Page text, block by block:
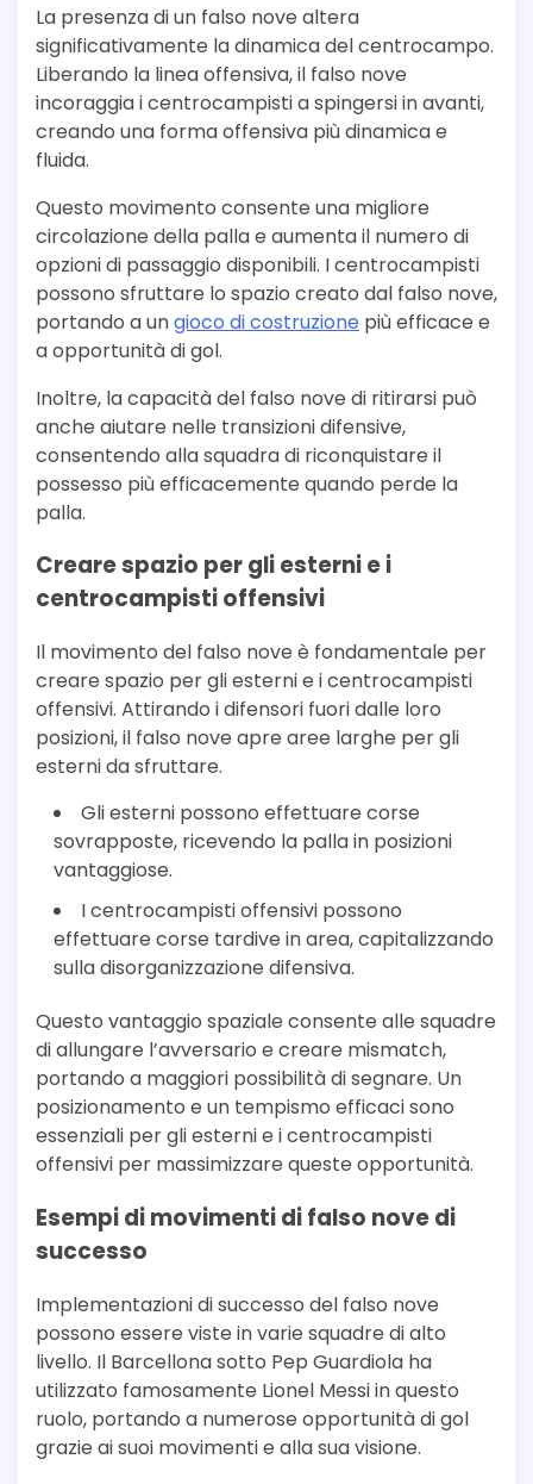
La presenza di un falso nove altera
significativamente la dinamica del centrocampo.
Liberando la linea offensiva, il falso nove
incoraggia i centrocampisti a spingersi in avanti,
creando una forma offensiva più dinamica e
fluida.
Questo movimento consente una migliore
circolazione della palla e aumenta il numero di
opzioni di passaggio disponibili. I centrocampisti
possono sfruttare lo spazio creato dal falso nove,
portando a ungioco di costruzione più efficace e
a opportunità di gol.
Inoltre, la capacità del falso nove di ritirarsi può
anche aiutare nelle transizioni difensive,
consentendo alla squadra di riconquistare il
possesso più efficacemente quando perde la
palla.
Creare spazio per gli esterni e i
centrocampisti offensivi
Il movimento del falso nove è fondamentale per
creare spazio per gli esterni e i centrocampisti
offensivi. Attirando i difensori fuori dalle loro
posizioni, il falso nove apre aree larghe per gli
esterni da sfruttare.
Gli esterni possono effettuare corse
sovrapposte, ricevendo la palla in posizioni
vantaggiose.
I centrocampisti offensivi possono
effettuare corse tardive in area, capitalizzando
sulla disorganizzazione difensiva.
Questo vantaggio spaziale consente alle squadre
di allungare l’avversario e creare mismatch,
portando a maggiori possibilità di segnare. Un
posizionamento e un tempismo efficaci sono
essenziali per gli esterni e i centrocampisti
offensivi per massimizzare queste opportunità.
Esempi di movimenti di falso nove di
successo
Implementazioni di successo del falso nove
possono essere viste in varie squadre di alto
livello. Il Barcellona sotto Pep Guardiola ha
utilizzato famosamente Lionel Messi in questo
ruolo, portando a numerose opportunità di gol
grazie ai suoi movimenti e alla sua visione.